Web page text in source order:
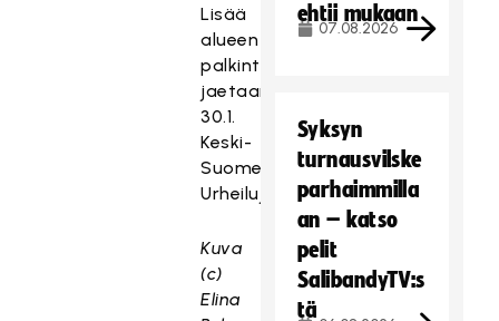
Lisää
alueen
palkintoja
jaetaan
30.1.
Keski-
Suomen
Urheilujuhlassa.
Kuva
(c)
Elina
ehtii mukaan
07.08.2026
Syksyn
turnausvilske
parhaimmilla
an – katso
pelit
SalibandyTV:s
tä